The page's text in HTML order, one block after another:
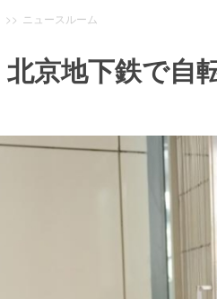
>> ニュースルーム
北京地下鉄で自